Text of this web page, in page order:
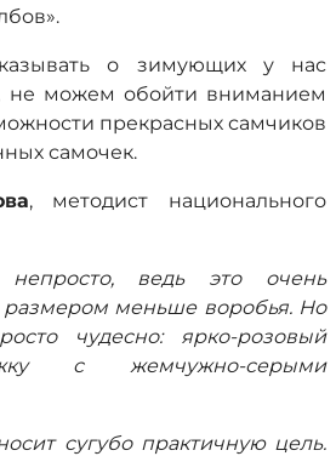
о зимующих у нас
не можем обойти вниманием
прекрасных самчиков
самочек.
, методист национального
непросто, ведь это очень
размером меньше воробья. Но
чудесно: ярко-розовый
с жемчужно-серыми
сугубо практичную цель.